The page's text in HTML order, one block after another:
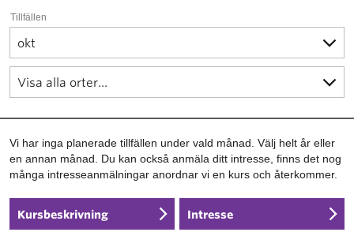
Tillfällen
Vi har inga planerade tillfällen under vald månad. Välj helt år eller
en annan månad. Du kan också anmäla ditt intresse, finns det nog
många intresseanmälningar anordnar vi en kurs och återkommer.
Kursbeskrivning Intresse